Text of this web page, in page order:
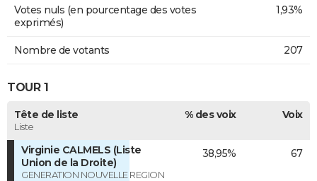
Votes nuls (en pourcentage des votes
exprimés)
1,93%
Nombre de votants 207
TOUR 1
Tête de liste
Liste
% des voix Voix
Virginie CALMELS (Liste
Union de la Droite)
GENERATION NOUVELLE REGION
38,95% 67